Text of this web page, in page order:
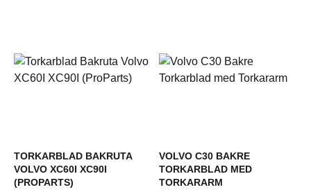
TORKARBLAD BAKRUTA
VOLVO XC60I XC90I
(PROPARTS)
VOLVO C30 BAKRE
TORKARBLAD MED
TORKARARM